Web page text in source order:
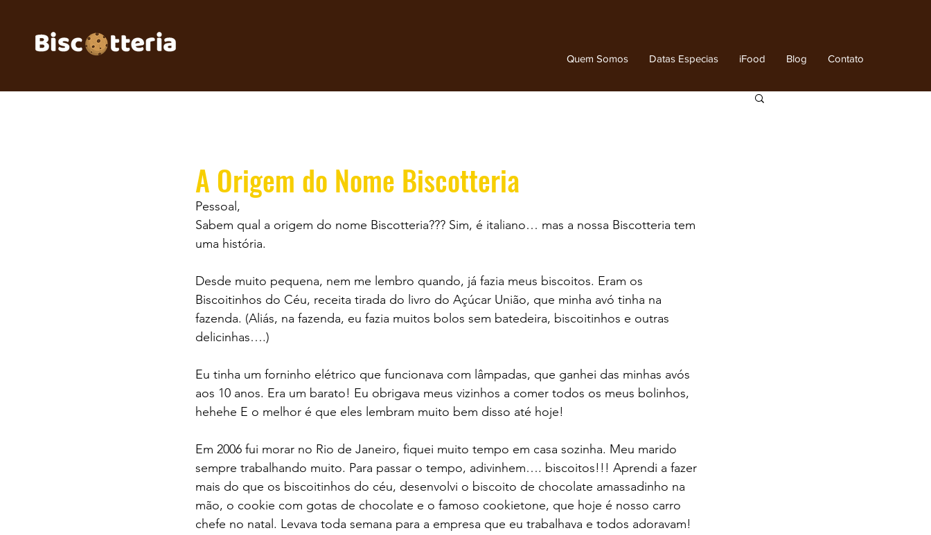
Quem Somos Datas Especias iFood Blog Contato
A Origem do Nome Biscotteria
Pessoal,
Sabem qual a origem do nome Biscotteria??? Sim, é italiano… mas a nossa Biscotteria tem
uma história.
Desde muito pequena, nem me lembro quando, já fazia meus biscoitos. Eram os
Biscoitinhos do Céu, receita tirada do livro do Açúcar União, que minha avó tinha na
fazenda. (Aliás, na fazenda, eu fazia muitos bolos sem batedeira, biscoitinhos e outras
delicinhas….)
Eu tinha um forninho elétrico que funcionava com lâmpadas, que ganhei das minhas avós
aos 10 anos. Era um barato! Eu obrigava meus vizinhos a comer todos os meus bolinhos,
hehehe E o melhor é que eles lembram muito bem disso até hoje!
Em 2006 fui morar no Rio de Janeiro, fiquei muito tempo em casa sozinha. Meu marido
sempre trabalhando muito. Para passar o tempo, adivinhem…. biscoitos!!! Aprendi a fazer
mais do que os biscoitinhos do céu, desenvolvi o biscoito de chocolate amassadinho na
mão, o cookie com gotas de chocolate e o famoso cookietone, que hoje é nosso carro
chefe no natal. Levava toda semana para a empresa que eu trabalhava e todos adoravam!